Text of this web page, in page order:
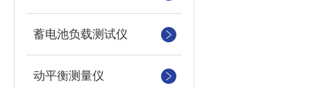
蓄电池负载测试仪
动平衡测量仪